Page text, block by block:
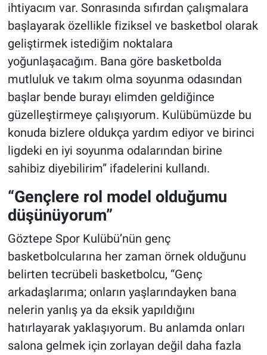
ihtiyacım var. Sonrasında sıfırdan çalışmalara
başlayarak özellikle fiziksel ve basketbol olarak
geliştirmek istediğim noktalara
yoğunlaşacağım. Bana göre basketbolda
mutluluk ve takım olma soyunma odasından
başlar bende burayı elimden geldiğince
güzelleştirmeye çalışıyorum. Kulübümüzde bu
konuda bizlere oldukça yardım ediyor ve birinci
ligdeki en iyi soyunma odalarından birine
sahibiz diyebilirim” ifadelerini kullandı.
“Gençlere rol model olduğumu
düşünüyorum”
Göztepe Spor Kulübü’nün genç
basketbolcularına her zaman örnek olduğunu
belirten tecrübeli basketbolcu, “Genç
arkadaşlarıma; onların yaşlarındayken bana
nelerin yanlış ya da eksik yapıldığını
hatırlayarak yaklaşıyorum. Bu anlamda onları
salona gelmek için zorlayan değil daha fazla